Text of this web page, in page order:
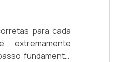
para cada
extremamente
fundamental